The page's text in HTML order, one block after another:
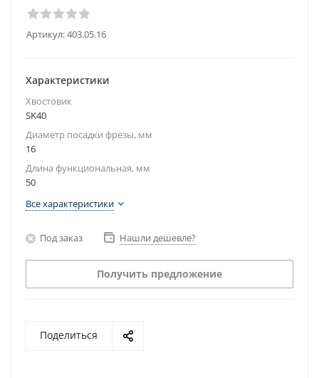
Артикул:403.05.16
Характеристики
Хвостовик
SK40
Диаметр посадки фрезы, мм
16
Длина функциональная, мм
50
Все характеристики
Под заказ Нашли дешевле?
Получить предложение
Поделиться